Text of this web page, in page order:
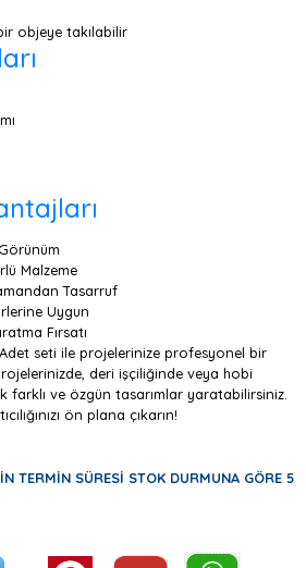
objeye takılabilir
Malzeme
Tasarruf
Uygun
Fırsatı
Adet seti ile projelerinize profesyonel bir
deri işçiliğinde veya hobi
farklı ve özgün tasarımlar yaratabilirsiniz.
ön plana çıkarın!
TERMİN SÜRESİ STOK DURMUNA GÖRE 5